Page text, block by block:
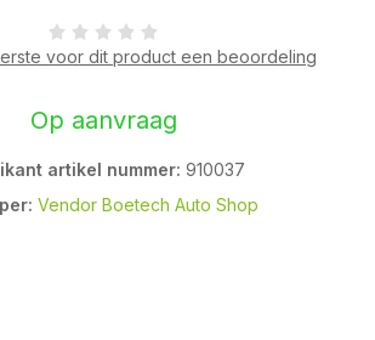
voor dit product een beoordeling
Op aanvraag
artikel nummer: 910037
Vendor Boetech Auto Shop